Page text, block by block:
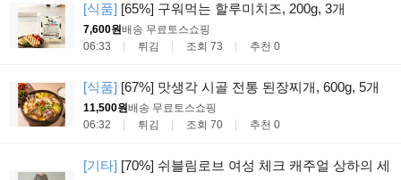
[식품] [65%] 구워먹는 할루미치즈, 200g, 3개
7,600원배송 무료토스쇼핑
06:33
튀김 조회 73 추천 0
[식품] [67%] 맛생각 시골 전통 된장찌개, 600g, 5개
11,500원배송 무료토스쇼핑
06:32
튀김 조회 70 추천 0
[기타] [70%] 쉬블림로브 여성 체크 캐주얼 상하의 세